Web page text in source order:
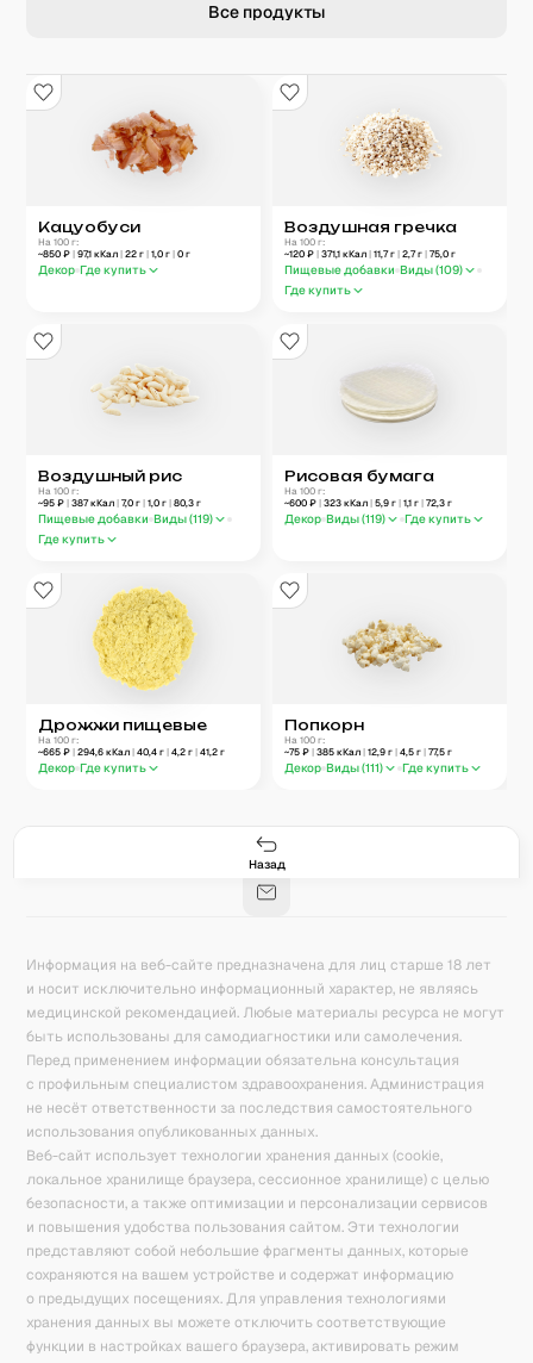
Все продукты
Кацуобуси
На 100 г:
~850 ₽| 97,1 кКал| 22 г| 1,0 г| 0 г
Декор Где купить
Воздушная гречка
На 100 г:
~120 ₽ | 371,1 кКал | 11,7г | 2,7г | 75,0 г
Пищевые добавки Виды (109)
Где купить
Воздушный рис
На 100 г:
~95 ₽| 387кКал| 7,0 г| 1,0 г| 80,3 г
Пищевые добавки Виды (119)
Где купить
Рисовая бумага
На 100 г:
~600 ₽ | 323 кКал | 5,9 г | 1,1 г | 72,3 г
Декор Виды (119) Где купить
Дрожжи пищевые
На 100 г:
~665 ₽| 294,6 кКал| 40,4 г| 4,2 г| 41,2 г
Декор Где купить
Попкорн
На 100 г:
~75 ₽ | 385 кКал | 12,9 г | 4,5 г | 77,5 г
Декор Виды (111) Где купить
Назад
171
Калькулятор калорий
Информация на веб-сайте предназначена для лиц старше 18 лет
и носит исключительно информационный характер, не являясь
медицинской рекомендацией. Любые материалы ресурса не могут
быть использованы для самодиагностики или самолечения.
Перед применением информации обязательна консультация
с профильным специалистом здравоохранения. Администрация
не несёт ответственности за последствия самостоятельного
использования опубликованных данных.
Веб-сайт использует технологии хранения данных (cookie,
локальное хранилище браузера, сессионное хранилище) с целью
безопасности, а также оптимизации и персонализации сервисов
и повышения удобства пользования сайтом. Эти технологии
представляют собой небольшие фрагменты данных, которые
сохраняются на вашем устройстве и содержат информацию
о предыдущих посещениях. Для управления технологиями
хранения данных вы можете отключить соответствующие
функции в настройках вашего браузера, активировать режим